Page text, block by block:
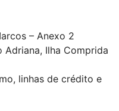
– Anexo 2
Adriana, Ilha Comprida
linhas de crédito e